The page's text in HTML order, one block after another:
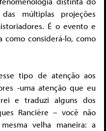
múltiplas projeções
É o evento e
como considerá-lo, como
tipo de atenção aos
-uma atenção que eu
e traduzi alguns dos
Rancière – você não
velha maneira: a